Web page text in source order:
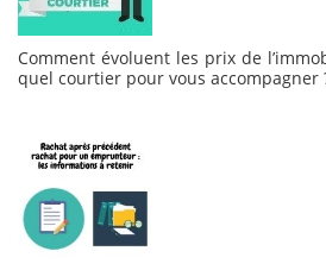
Comment évoluent les prix de
quel courtier pour vous accompagner